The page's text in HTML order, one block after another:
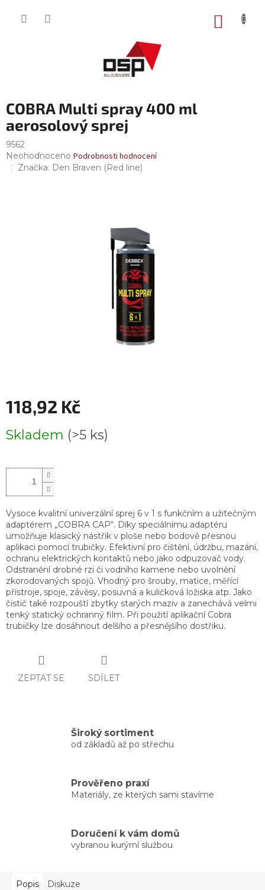
COBRA Multi spray 400 ml
aerosolový sprej
9562
Průměrné
hodnocení
Neohodnoceno Podrobnosti hodnocení
Značka: Den Braven (Red line)
118,92 Kč
cena:
Skladem (>5 ks)
Vysoce kvalitní univerzální sprej 6 v 1 s funkčním a užitečným
adaptérem „COBRA CAP“. Díky speciálnímu adaptéru
umožňuje klasický nástřik v ploše nebo bodově přesnou
aplikaci pomocí trubičky. Efektivní pro čištění, údržbu, mazání,
ochranu elektrických kontaktů nebo jako odpuzovač vody.
Odstranění drobné rzi či vodního kamene nebo uvolnění
zkorodovaných spojů. Vhodný pro šrouby, matice, měřící
přístroje, spoje, závěsy, posuvná a kuličková ložiska atp. Jako
čistič také rozpouští zbytky starých maziv a zanechává velmi
tenký statický ochranný film. Při použití aplikační Cobra
trubičky lze dosáhnout delšího a přesnějšího dostřiku.
ZEPTAT SE SDÍLET
Široký sortiment
od základů až po střechu
Prověřeno praxí
Materiály, ze kterých sami stavíme
Doručení k vám domů
vybranou kurýrní službou
Popis Diskuze